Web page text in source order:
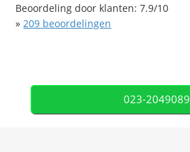
Beoordeling door klanten:7.9/10
» 209 beoordelingen
023-2049089